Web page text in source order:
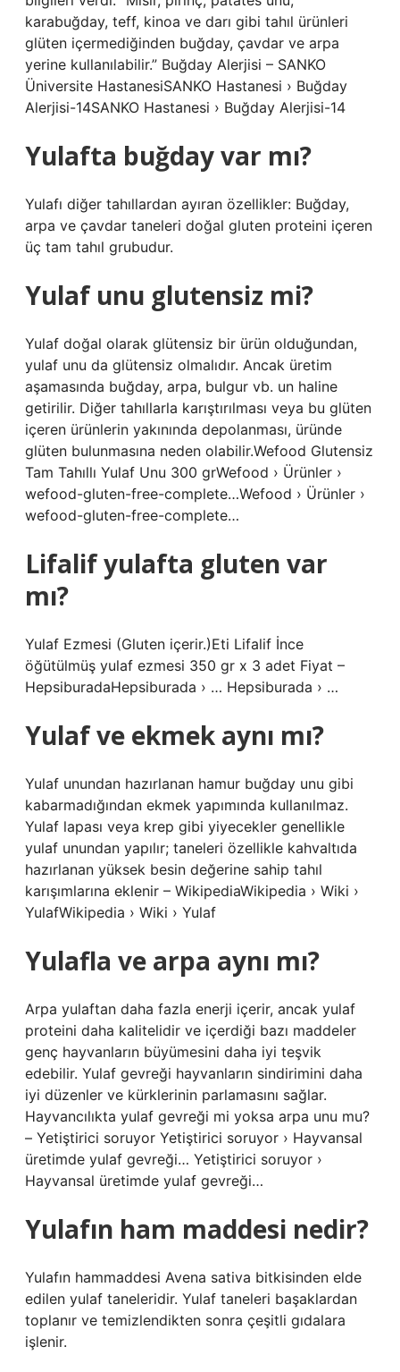
karabuğday, teff, kinoa ve darı gibi tahıl ürünleri
glüten içermediğinden buğday, çavdar ve arpa
yerine kullanılabilir.” Buğday Alerjisi – SANKO
Üniversite HastanesiSANKO Hastanesi › Buğday
Alerjisi-14SANKO Hastanesi › Buğday Alerjisi-14
Yulafta buğday var mı?
Yulafı diğer tahıllardan ayıran özellikler: Buğday,
arpa ve çavdar taneleri doğal gluten proteini içeren
üç tam tahıl grubudur.
Yulaf unu glutensiz mi?
Yulaf doğal olarak glütensiz bir ürün olduğundan,
yulaf unu da glütensiz olmalıdır. Ancak üretim
aşamasında buğday, arpa, bulgur vb. un haline
getirilir. Diğer tahıllarla karıştırılması veya bu glüten
içeren ürünlerin yakınında depolanması, üründe
glüten bulunmasına neden olabilir.Wefood Glutensiz
Tam Tahıllı Yulaf Unu 300 grWefood › Ürünler ›
wefood-gluten-free-complete…Wefood › Ürünler ›
wefood-gluten-free-complete…
Lifalif yulafta gluten var
mı?
Yulaf Ezmesi (Gluten içerir.)Eti Lifalif İnce
öğütülmüş yulaf ezmesi 350 gr x 3 adet Fiyat –
HepsiburadaHepsiburada › … Hepsiburada › …
Yulaf ve ekmek aynı mı?
Yulaf unundan hazırlanan hamur buğday unu gibi
kabarmadığından ekmek yapımında kullanılmaz.
Yulaf lapası veya krep gibi yiyecekler genellikle
yulaf unundan yapılır; taneleri özellikle kahvaltıda
hazırlanan yüksek besin değerine sahip tahıl
karışımlarına eklenir – WikipediaWikipedia › Wiki ›
YulafWikipedia › Wiki › Yulaf
Yulafla ve arpa aynı mı?
Arpa yulaftan daha fazla enerji içerir, ancak yulaf
proteini daha kalitelidir ve içerdiği bazı maddeler
genç hayvanların büyümesini daha iyi teşvik
edebilir. Yulaf gevreği hayvanların sindirimini daha
iyi düzenler ve kürklerinin parlamasını sağlar.
Hayvancılıkta yulaf gevreği mi yoksa arpa unu mu?
– Yetiştirici soruyor Yetiştirici soruyor › Hayvansal
üretimde yulaf gevreği… Yetiştirici soruyor ›
Hayvansal üretimde yulaf gevreği…
Yulafın ham maddesi nedir?
Yulafın hammaddesi Avena sativa bitkisinden elde
edilen yulaf taneleridir. Yulaf taneleri başaklardan
toplanır ve temizlendikten sonra çeşitli gıdalara
işlenir.